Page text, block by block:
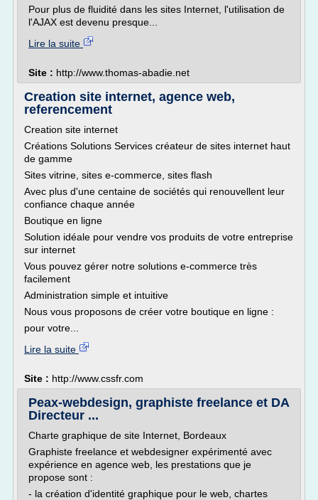
Pour plus de fluidité dans les sites Internet, l'utilisation de
l'AJAX est devenu presque...
Lire la suite
Site : http://www.thomas-abadie.net
Creation site internet, agence web,
referencement
Creation site internet
Créations Solutions Services créateur de sites internet haut
de gamme
Sites vitrine, sites e-commerce, sites flash
Avec plus d'une centaine de sociétés qui renouvellent leur
confiance chaque année
Boutique en ligne
Solution idéale pour vendre vos produits de votre entreprise
sur internet
Vous pouvez gérer notre solutions e-commerce très
facilement
Administration simple et intuitive
Nous vous proposons de créer votre boutique en ligne :
pour votre...
Lire la suite
Site : http://www.cssfr.com
Peax-webdesign, graphiste freelance et DA
Directeur ...
Charte graphique de site Internet, Bordeaux
Graphiste freelance et webdesigner expérimenté avec
expérience en agence web, les prestations que je
propose sont :
- la création d'identité graphique pour le web, chartes